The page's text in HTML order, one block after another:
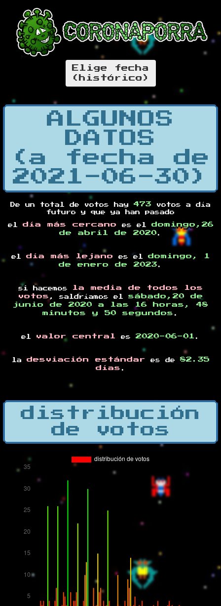
Elige fecha
(histórico)
ALGUNOS
DATOS
(a fecha de
2021-06-30)
De un total de votos hay 473 votos a día
futuro y que ya han pasado
el día más cercano es el domingo,26
de abril de 2020 .
el día más lejano es el domingo, 1
de enero de 2023 .
si hacemos
la media de todos los
votos , saldríamos el sábado,20 de
junio de 2020 a las 16 horas, 48
minutos y 50 segundos .
el valor central es 2020-06-01 .
la desviación estándar es de 82.35
días .
distribución
de votos